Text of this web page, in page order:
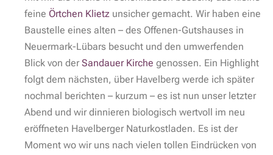
feine Örtchen Klietz unsicher gemacht. Wir haben eine
Baustelle eines alten – des Offenen-Gutshauses in
Neuermark-Lübars besucht und den umwerfenden
Blick von derSandauer Kirche genossen. Ein Highlight
folgt dem nächsten, über Havelberg werde ich später
nochmal berichten – kurzum – es ist nun unser letzter
Abend und wir dinnieren biologisch wertvoll im neu
eröffneten Havelberger Naturkostladen. Es ist der
Moment wo wir uns nach vielen tollen Eindrücken von